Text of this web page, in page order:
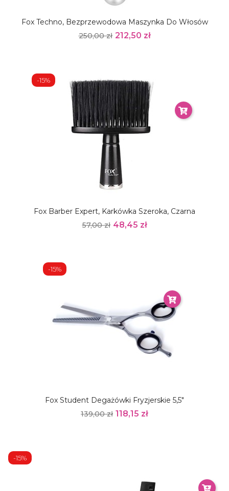
Fox Techno, Bezprzewodowa Maszynka Do Włosów
250,00 zł 212,50 zł
Fox Barber Expert, Karkówka Szeroka, Czarna
57,00 zł 48,45 zł
-15%
Fox Student Degażówki Fryzjerskie 5,5"
139,00 zł 118,15 zł
-15%
-15%